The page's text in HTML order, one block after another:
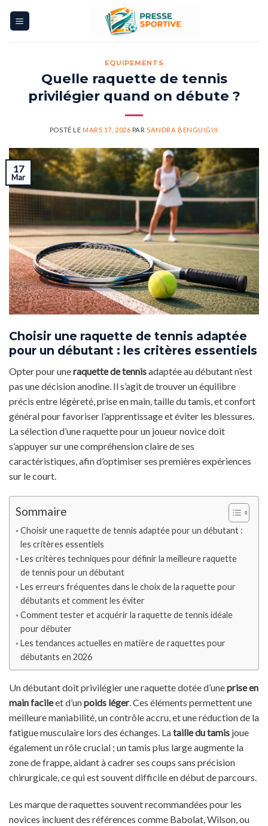
EQUIPEMENTS
Quelle raquette de tennis
privilégier quand on débute ?
POSTÉ LE MARS 17, 2026 PAR SANDRA BENGUIGUI
17
Mar
Choisir une raquette de tennis adaptée
pour un débutant : les critères essentiels
Opter pour uneraquette de tennisadaptée au débutant n’est
pas une décision anodine. Il s’agit de trouver un équilibre
précis entre légèreté, prise en main, taille du tamis, et confort
général pour favoriser l’apprentissage et éviter les blessures.
La sélection d’une raquette pour un joueur novice doit
s’appuyer sur une compréhension claire de ses
caractéristiques, afin d’optimiser ses premières expériences
sur le court.
Sommaire
Choisir une raquette de tennis adaptée pour un débutant :
les critères essentiels
Les critères techniques pour définir la meilleure raquette
de tennis pour un débutant
Les erreurs fréquentes dans le choix de la raquette pour
débutants et comment les éviter
Comment tester et acquérir la raquette de tennis idéale
pour débuter
Les tendances actuelles en matière de raquettes pour
débutants en 2026
Un débutant doit privilégier une raquette dotée d’uneprise en
main facileet d’unpoids léger. Ces éléments permettent une
meilleure maniabilité, un contrôle accru, et une réduction de la
fatigue musculaire lors des échanges. Lataille du tamis joue
également un rôle crucial ; un tamis plus large augmente la
zone de frappe, aidant à cadrer ses coups sans précision
chirurgicale, ce qui est souvent difficile en début de parcours.
Les marque de raquettes souvent recommandées pour les
novices incluent des références comme Babolat, Wilson, ou